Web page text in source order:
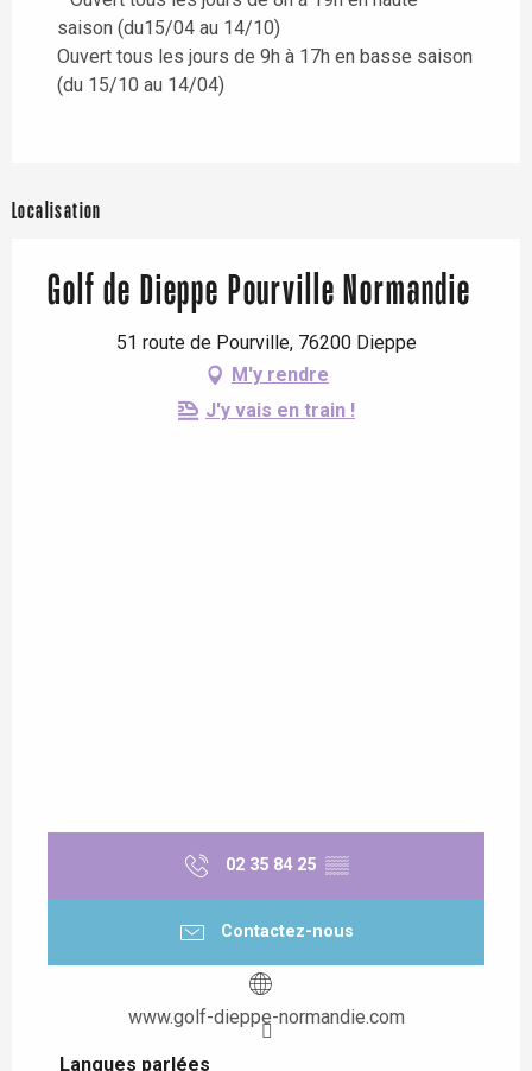
saison (du15/04 au 14/10)
Ouvert tous les jours de 9h à 17h en basse saison
(du 15/10 au 14/04)
Localisation
Golf de Dieppe Pourville Normandie
51 route de Pourville, 76200 Dieppe
M'y rendre
J'y vais en train !
02 35 84 25 ▒▒
Contactez-nous
www.golf-dieppe-normandie.com
Langues parlées
Langues parlées